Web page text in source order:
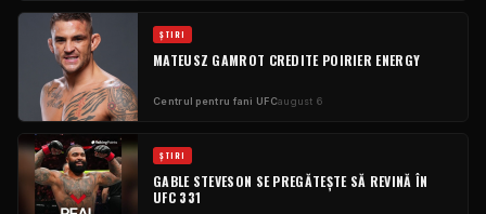
ŞTIRI
MATEUSZ GAMROT CREDITE POIRIER ENERGY
Centrul pentru fani UFCaugust 6
ŞTIRI
GABLE STEVESON SE PREGĂTEȘTE SĂ REVINĂ ÎN
UFC 331